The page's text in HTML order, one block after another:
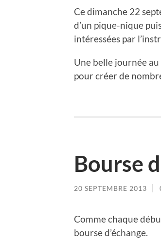
Ce dimanche 22
d’un pique-nique
intéressées par
Une belle journée
pour créer de
Bourse
20 SEPTEMBRE 2013
Comme chaque
bourse d’échange.